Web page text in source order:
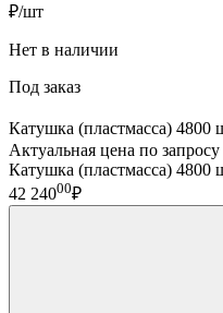
₽/шт
Нет в наличии
Под заказ
Катушка (пластмасса)
Актуальная цена по запросу
Катушка (пластмасса) 4800
42 24000₽